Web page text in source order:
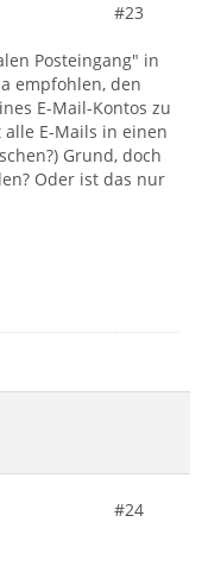
#23
Posteingang" in
empfohlen, den
E-Mail-Kontos zu
E-Mails in einen
Grund, doch
Oder ist das nur
#24